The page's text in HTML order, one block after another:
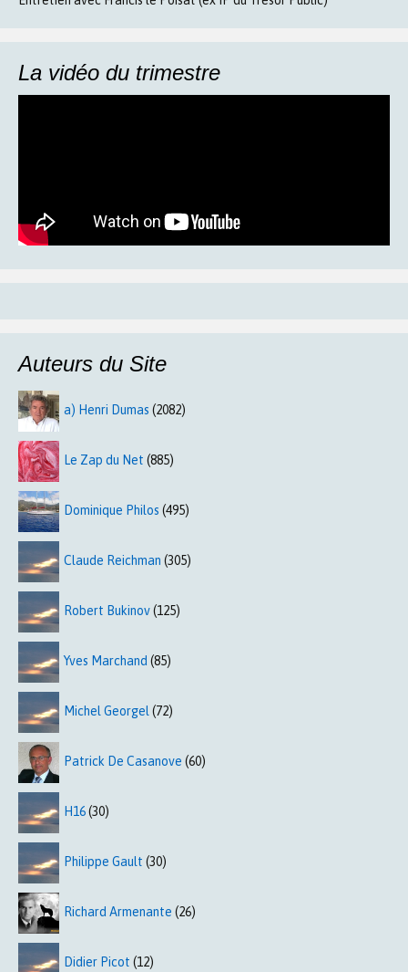
La vidéo du trimestre
Auteurs du Site
a) Henri Dumas (2082)
Le Zap du Net (885)
Dominique Philos (495)
Claude Reichman (305)
Robert Bukinov(125)
Yves Marchand (85)
Michel Georgel (72)
Patrick De Casanove (60)
H16(30)
Philippe Gault (30)
Richard Armenante (26)
Didier Picot (12)